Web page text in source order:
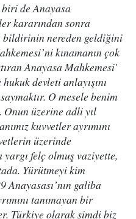
de Anayasa
kararından sonra
nereden geldiğini
kınamanın çok
Anayasa Mahkemesi'
devleti anlayışını
O mesele benim
üzerine adli yıl
kuvvetler ayrımını
üzerinde
yargı felç olmuş vaziyette,
Yürütmeyi kim
Anayasası’nın galiba
tanımayan bir
Türkiye olarak şimdi biz